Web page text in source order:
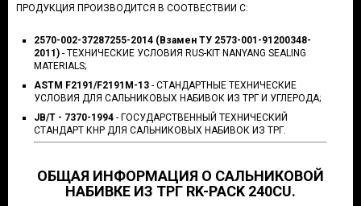
ПРОДУКЦИЯ ПРОИЗВОДИТСЯ В СООТВЕСТВИИ С:
2570-002-37287255-2014 (Взамен ТУ 2573-001-91200348-
2011) - ТЕХНИЧЕСКИЕ УСЛОВИЯ RUS-KIT NANYANG SEALING
MATERIALS;
ASTM F2191/F2191M-13 - СТАНДАРТНЫЕ ТЕХНИЧЕСКИЕ
УСЛОВИЯ ДЛЯ САЛЬНИКОВЫХ НАБИВОК ИЗ ТРГ И УГЛЕРОДА;
JB/T - 7370-1994 - ГОСУДАРСТВЕННЫЙ ТЕХНИЧЕСКИЙ
СТАНДАРТ КНР ДЛЯ САЛЬНИКОВЫХ НАБИВОК ИЗ ТРГ.
ОБЩАЯ ИНФОРМАЦИЯ О САЛЬНИКОВОЙ
НАБИВКЕ ИЗ ТРГ RK-PACK 240CU.